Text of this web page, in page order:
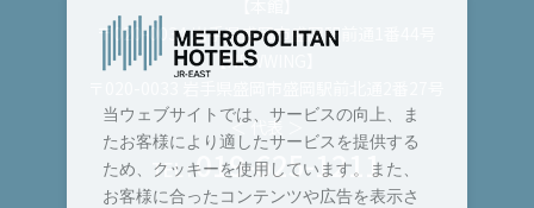
〒020-0034 岩手県盛岡市盛岡駅前通1番44号
【NEWWING】
＜ 代表 ＞
TEL :019-625-1211
当ウェブサイトでは、サービスの向上、ま
たお客様により適したサービスを提供する
ため、クッキーを使用しています。また、
お客様に合ったコンテンツや広告を表示さ